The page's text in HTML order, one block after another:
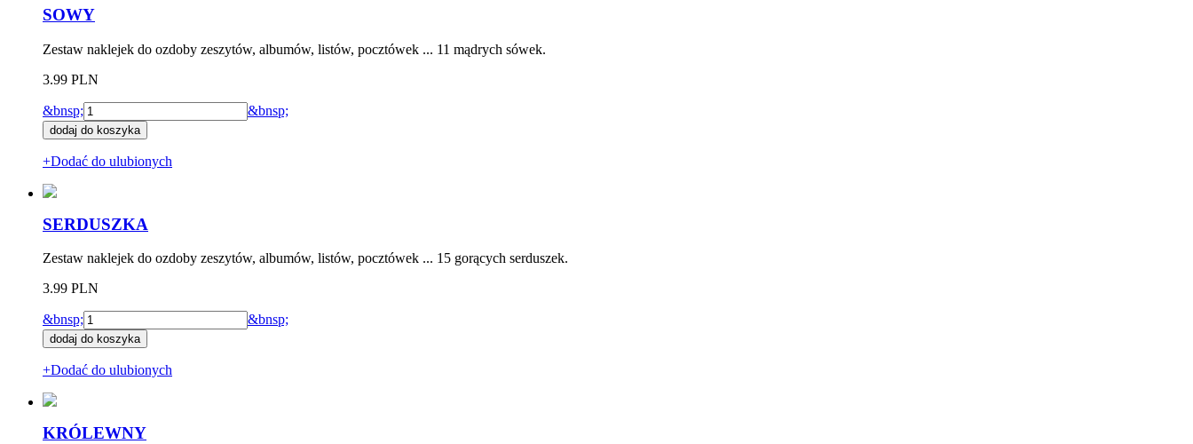
SOWY
Zestaw naklejek do ozdoby zeszytów, albumów, listów, pocztówek ... 11 mądrych sówek.
3.99 PLN
&bnsp; &bnsp;
+Dodać do ulubionych
SERDUSZKA
Zestaw naklejek do ozdoby zeszytów, albumów, listów, pocztówek ... 15 gorących serduszek.
3.99 PLN
&bnsp; &bnsp;
+Dodać do ulubionych
KRÓLEWNY